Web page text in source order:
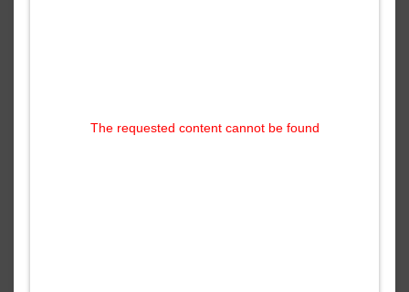
The requested content cannot be found